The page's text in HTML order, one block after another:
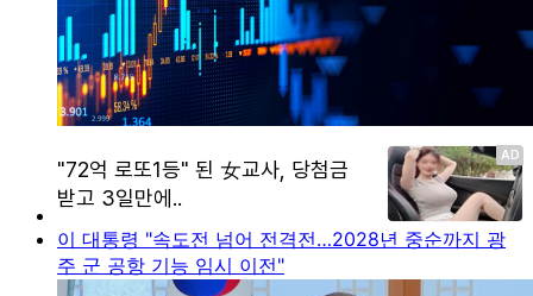
이 대통령 "속도전 넘어 전격전…2028년 중순까지 광
주 군 공항 기능 임시 이전"